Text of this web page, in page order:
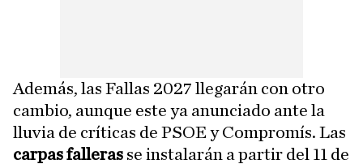
Además, las Fallas 2027 llegarán con otro
cambio, aunque este ya anunciado ante la
lluvia de críticas de PSOE y Compromís. Las
carpas falleras se instalarán a partir del 11 de